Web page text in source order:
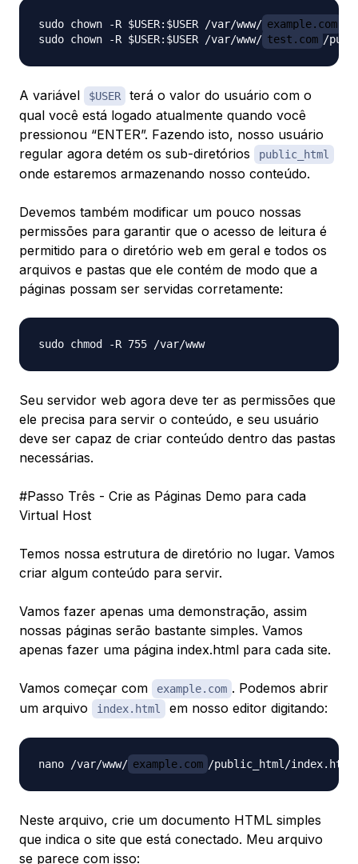
sudo chown -R $USER:$USER /var/www/ example.com
sudo chown -R $USER:$USER /var/www/ test.com
A variável $USER
terá o valor do usuário com o
qual você está logado atualmente quando você
pressionou “ENTER”. Fazendo isto, nosso usuário
regular agora detém os sub-diretórios
public_html
onde estaremos armazenando nosso conteúdo.
Devemos também modificar um pouco nossas
permissões para garantir que o acesso de leitura é
permitido para o diretório web em geral e todos os
arquivos e pastas que ele contém de modo que a
páginas possam ser servidas corretamente:
Seu servidor web agora deve ter as permissões que
ele precisa para servir o conteúdo, e seu usuário
deve ser capaz de criar conteúdo dentro das pastas
necessárias.
#Passo Três - Crie as Páginas Demo para cada
Virtual Host
Temos nossa estrutura de diretório no lugar. Vamos
criar algum conteúdo para servir.
Vamos fazer apenas uma demonstração, assim
nossas páginas serão bastante simples. Vamos
apenas fazer uma página index.html para cada site.
Vamos começar com example.com . Podemos abrir
um arquivo
index.html em nosso editor digitando:
nano /var/www/ example.com
Neste arquivo, crie um documento HTML simples
que indica o site que está conectado. Meu arquivo
se parece com isso: